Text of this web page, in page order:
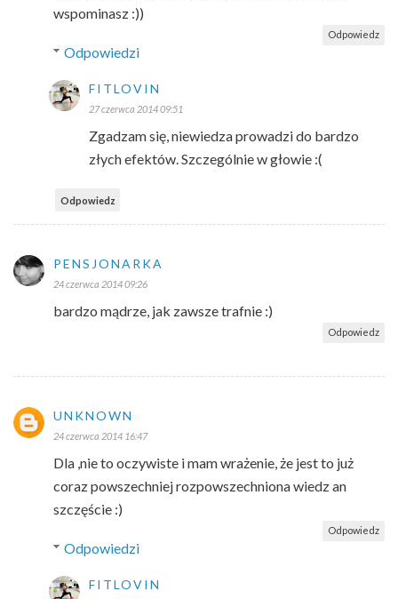
wspominasz :))
Odpowiedz
Odpowiedzi
FITLOVIN
27 czerwca 2014 09:51
Zgadzam się, niewiedza prowadzi do bardzo
złych efektów. Szczególnie w głowie :(
Odpowiedz
PENSJONARKA
24 czerwca 2014 09:26
bardzo mądrze, jak zawsze trafnie :)
Odpowiedz
UNKNOWN
24 czerwca 2014 16:47
Dla ,nie to oczywiste i mam wrażenie, że jest to już
coraz powszechniej rozpowszechniona wiedz an
szczęście :)
Odpowiedz
Odpowiedzi
FITLOVIN